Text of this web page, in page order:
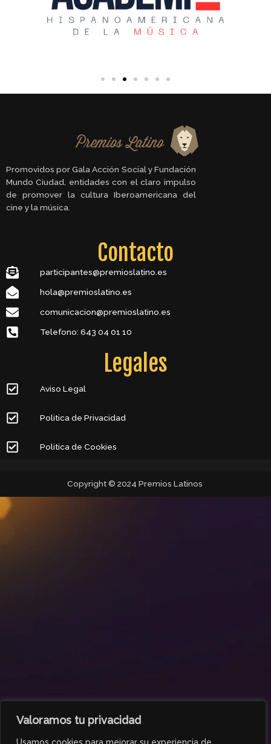
Valoramos tu privacidad
Promovidos por Gala Acción Social y Fundación
Mundo Ciudad, entidades con el claro impulso
de promover la cultura Iberoamericana del
cine y la música.
Contacto
participantes@premioslatino.es
hola@premioslatino.es
comunicacion@premioslatino.es
Telefono: 643 04 01 10
Legales
Aviso Legal
Politica de Privacidad
Politica de Cookies
Copyright © 2024 Premios Latinos